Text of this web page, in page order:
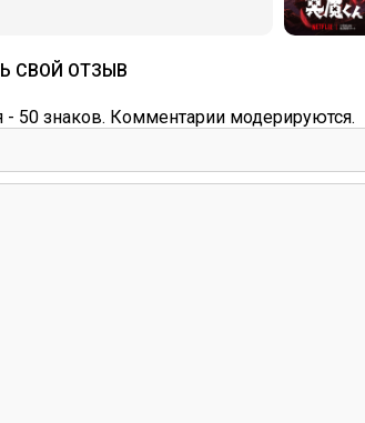
СВОЙ ОТЗЫВ
50 знаков. Комментарии модерируются.